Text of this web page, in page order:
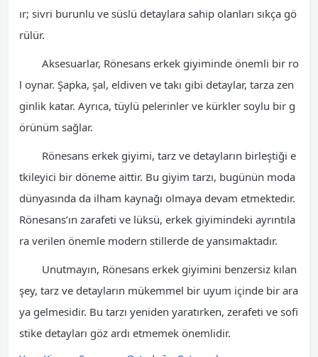
ır; sivri burunlu ve süslü detaylara sahip olanları sıkça gö
rülür.
Aksesuarlar, Rönesans erkek giyiminde önemli bir ro
l oynar. Şapka, şal, eldiven ve takı gibi detaylar, tarza zen
ginlik katar. Ayrıca, tüylü pelerinler ve kürkler soylu bir g
örünüm sağlar.
Rönesans erkek giyimi, tarz ve detayların birleştiği e
tkileyici bir döneme aittir. Bu giyim tarzı, bugünün moda
dünyasında da ilham kaynağı olmaya devam etmektedir.
Rönesans’ın zarafeti ve lüksü, erkek giyimindeki ayrıntıla
ra verilen önemle modern stillerde de yansımaktadır.
Unutmayın, Rönesans erkek giyimini benzersiz kılan
şey, tarz ve detayların mükemmel bir uyum içinde bir ara
ya gelmesidir. Bu tarzı yeniden yaratırken, zerafeti ve sofi
stike detayları göz ardı etmemek önemlidir.